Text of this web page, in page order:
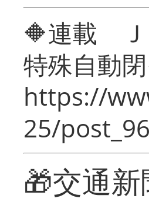
🔶連載 Ｊ
特殊自動
https://
25/
🎁交通